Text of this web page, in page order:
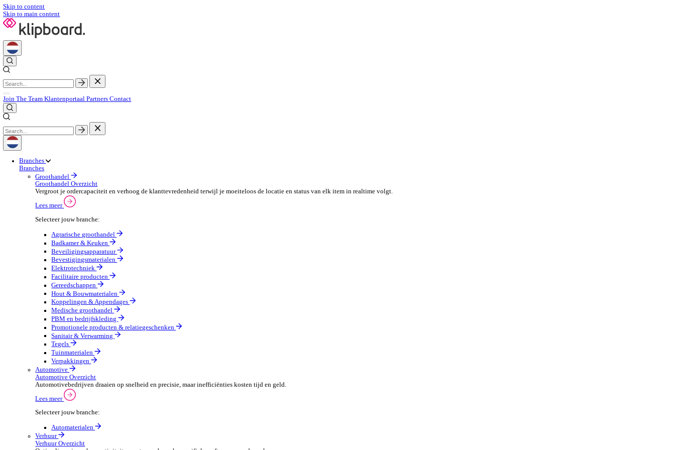
Skip to content
Skip to main content
Klantenportaal
Branches
Groothandel
Groothandel Overzicht
Vergroot je ordercapaciteit en verhoog de klanttevredenheid terwijl je moeiteloos de locatie en status van elk item in realtime volgt.
Lees meer
Selecteer jouw branche:
Agrarische groothandel
Badkamer & Keuken
Beveiligingsapparatuur
Bevestigingsmaterialen
Elektrotechniek
Facilitaire producten
Gereedschappen
Hout & Bouwmaterialen
Koppelingen & Appendages
Medische groothandel
PBM en bedrijfskleding
Promotionele producten & relatiegeschenken
Tegels
Tuinmaterialen